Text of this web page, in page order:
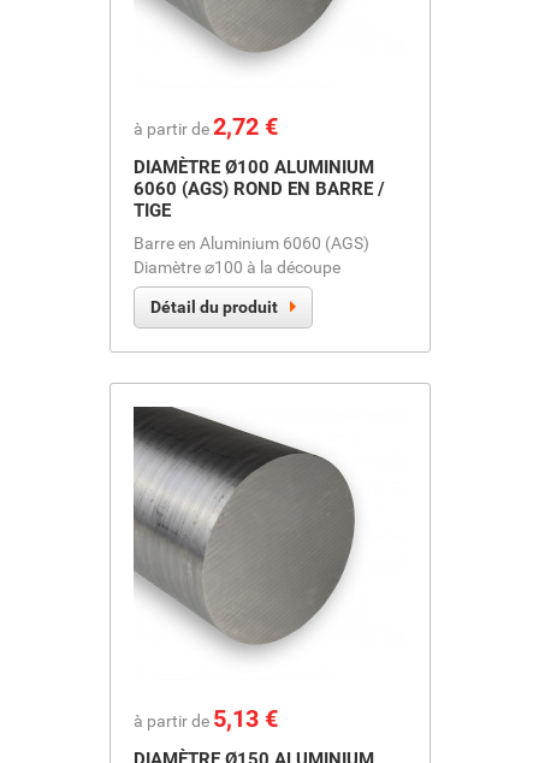
à partir dePrix
2,72 €
DIAMÈTRE Ø100 ALUMINIUM
6060 (AGS) ROND EN BARRE /
TIGE
Barre en Aluminium 6060 (AGS)
Diamètre ⌀100 à la découpe
Détail du produit
à partir de Prix
5,13 €